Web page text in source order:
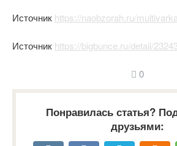
Источник https://naobzorah.ru/
Источник https://bigbunce.ru/detail/
0
Понравилась статья?
друзьями: